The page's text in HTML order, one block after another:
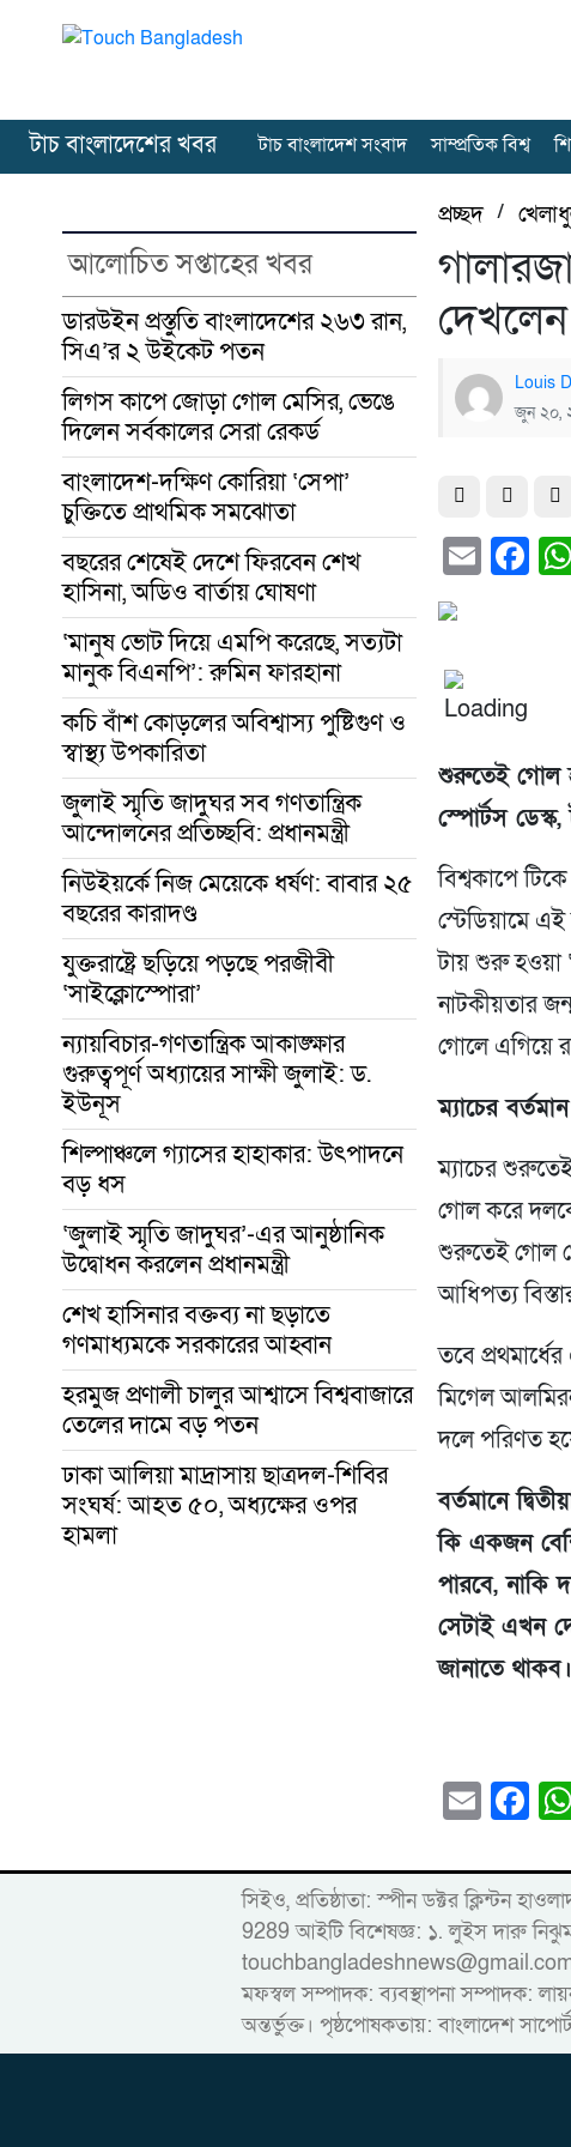
টাচ বাংলাদেশের খবর টাচ বাংলাদেশ সংবাদ সাম্প্রতিক বিশ্ব
আলোচিত সপ্তাহের খবর
ডারউইন প্রস্তুতি বাংলাদেশের ২৬৩ রান,
সিএ’র ২ উইকেট পতন
লিগস কাপে জোড়া গোল মেসির, ভেঙে
দিলেন সর্বকালের সেরা রেকর্ড
বাংলাদেশ-দক্ষিণ কোরিয়া ‘সেপা’
চুক্তিতে প্রাথমিক সমঝোতা
বছরের শেষেই দেশে ফিরবেন শেখ
হাসিনা, অডিও বার্তায় ঘোষণা
‘মানুষ ভোট দিয়ে এমপি করেছে, সত্যটা
মানুক বিএনপি’: রুমিন ফারহানা
কচি বাঁশ কোড়লের অবিশ্বাস্য পুষ্টিগুণ ও
স্বাস্থ্য উপকারিতা
জুলাই স্মৃতি জাদুঘর সব গণতান্ত্রিক
আন্দোলনের প্রতিচ্ছবি: প্রধানমন্ত্রী
নিউইয়র্কে নিজ মেয়েকে ধর্ষণ: বাবার ২৫
বছরের কারাদণ্ড
যুক্তরাষ্ট্রে ছড়িয়ে পড়ছে পরজীবী
‘সাইক্লোস্পোরা’
ন্যায়বিচার-গণতান্ত্রিক আকাঙ্ক্ষার
গুরুত্বপূর্ণ অধ্যায়ের সাক্ষী জুলাই: ড.
ইউনূস
শিল্পাঞ্চলে গ্যাসের হাহাকার: উৎপাদনে
বড় ধস
‘জুলাই স্মৃতি জাদুঘর’-এর আনুষ্ঠানিক
উদ্বোধন করলেন প্রধানমন্ত্রী
শেখ হাসিনার বক্তব্য না ছড়াতে
গণমাধ্যমকে সরকারের আহ্বান
হরমুজ প্রণালী চালুর আশ্বাসে বিশ্ববাজারে
তেলের দামে বড় পতন
ঢাকা আলিয়া মাদ্রাসায় ছাত্রদল-শিবির
সংঘর্ষ: আহত ৫০, অধ্যক্ষের ওপর
হামলা
প্রচ্ছদ/
Louis
জুন ২০,
শুরুতেই গোল
স্পোর্টস ডেস্ক,
বিশ্বকাপে
স্টেডিয়ামে
টায় শুরু হওয়া
নাটকীয়তার
গোলে এগিয়ে
ম্যাচের
ম্যাচের শুরুতেই
গোল করে
শুরুতেই গোল
আধিপত্য
তবে
মিগেল
দলে পরিণত
বর্তমানে
কি একজন
পারবে, নাকি
সেটাই এখন
জানাতে থাকব।
সিইও, প্রতিষ্ঠাতা: স্পীন ডক্টর
9289 আইটি বিশেষজ্ঞ: ১. লুইস দারু
touchbangladeshnews@gmail.com
মফস্বল সম্পাদক: ব্যবস্থাপনা সম্পাদক:
অন্তর্ভুক্ত। পৃষ্ঠপোষকতায়: বাংলাদেশ